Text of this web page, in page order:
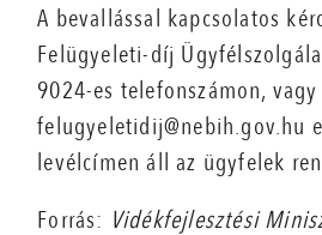
A bevallással kapcsolatos
Felügyeleti-díj
9024-es telefonszámon, vagy
felugyeletidij@nebih.gov.hu
levélcímen áll az ügyfelek
Forrás: Vidékfejlesztési